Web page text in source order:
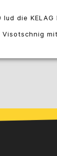
lud die
Visotschnig